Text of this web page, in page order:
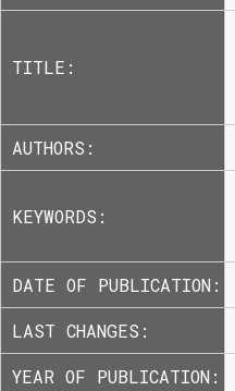
TITLE:
AUTHORS:
KEYWORDS:
DATE OF PUBLICATION:
LAST CHANGES:
YEAR OF PUBLICATION: